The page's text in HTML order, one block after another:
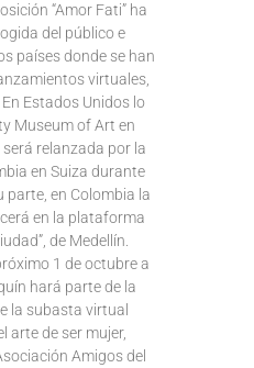
“Amor Fati” ha
del público e
países donde se han
virtuales,
Estados Unidos lo
Museum of Art en
relanzada por la
en Suiza durante
parte, en Colombia la
en la plataforma
de Medellín.
1 de octubre a
hará parte de la
la subasta virtual
arte de ser mujer,
Amigos del